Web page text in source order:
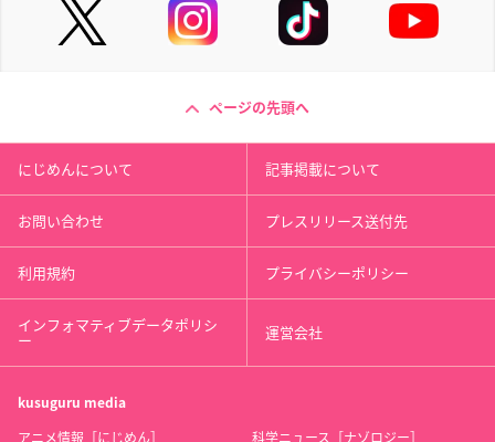
ページの先頭へ
にじめんについて 記事掲載について
お問い合わせ プレスリリース送付先
利用規約 プライバシーポリシー
インフォマティブデータポリシ
ー 運営会社
kusuguru media
アニメ情報［にじめん］ 科学ニュース［ナゾロジー］